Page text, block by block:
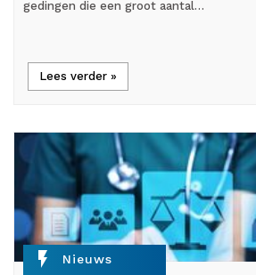
gedingen die een groot aantal…
Lees verder »
flash_on Nieuws